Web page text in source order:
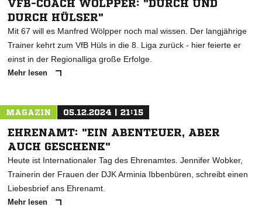
VFB-COACH WÖLPPER: "DURCH UND
DURCH HÜLSER"
Mit 67 will es Manfred Wölpper noch mal wissen. Der langjährige
Trainer kehrt zum VfB Hüls in die 8. Liga zurück - hier feierte er
einst in der Regionalliga große Erfolge.
Mehr lesen
MAGAZIN 05.12.2024 | 21:15
EHRENAMT: "EIN ABENTEUER, ABER
AUCH GESCHENK"
Heute ist Internationaler Tag des Ehrenamtes. Jennifer Wobker,
Trainerin der Frauen der DJK Arminia Ibbenbüren, schreibt einen
Liebesbrief ans Ehrenamt.
Mehr lesen